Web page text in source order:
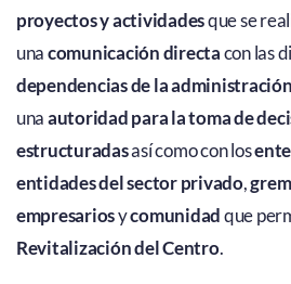
proyectos y actividadesque se
unacomunicación directacon las
dependencias de la
unaautoridad para la toma de
estructuradasasí como con los
entidades del sector privado,
empresariosycomunidadque
Revitalización del Centro.